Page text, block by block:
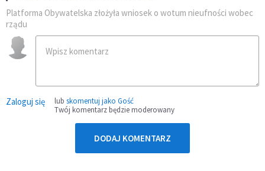
Platforma Obywatelska złożyła wniosek o wotum nieufności wobec
rządu
Zaloguj się lub skomentuj jako Gość
Twój komentarz będzie moderowany
DODAJ KOMENTARZ